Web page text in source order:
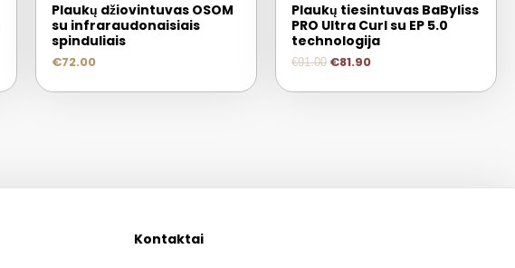
Plaukų džiovintuvas OSOM
su infraraudonaisiais
spinduliais
€72.00
Plaukų tiesintuvas BaByliss
PRO Ultra Curl su EP 5.0
technologija
€91.00 €81.90
Kontaktai